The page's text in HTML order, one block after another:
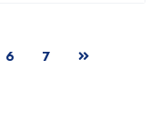
6 7